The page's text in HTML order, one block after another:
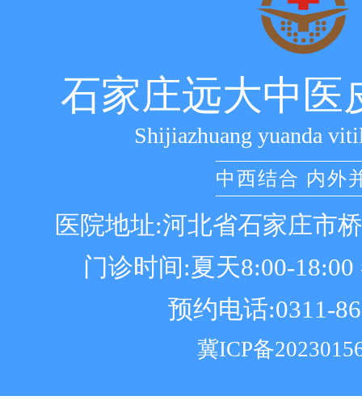
石家庄远大中医
Shijiazhuang yuanda
中西结合 内外
医院地址:河北省石家庄市
门诊时间:夏天8:00-18:00
预约电话:0311-
冀ICP备